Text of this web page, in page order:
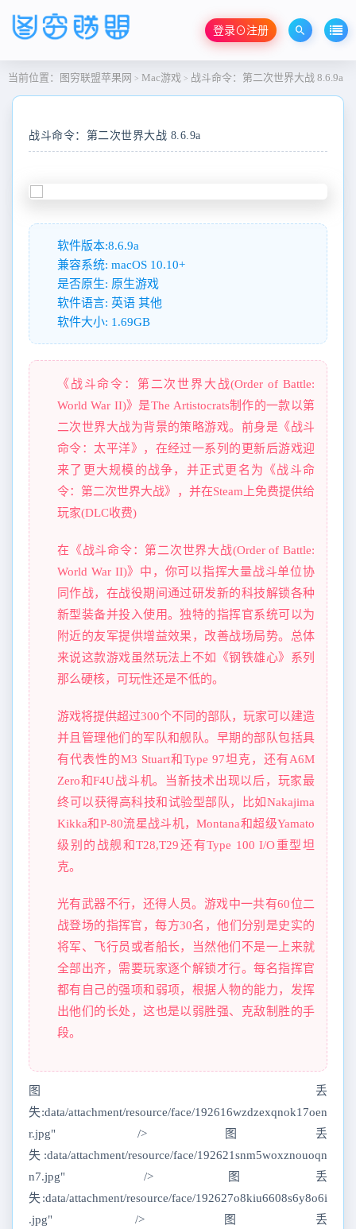
登录⊙注册
当前位置： 图穷联盟苹果网 > Mac游戏 > 战斗命令：第二次世界大战 8.6.9a
战斗命令：第二次世界大战 8.6.9a
软件版本:8.6.9a
兼容系统: macOS 10.10+
是否原生: 原生游戏
软件语言: 英语 其他
软件大小: 1.69GB
《战斗命令：第二次世界大战(Order of Battle:
World War II)》是The Artistocrats制作的一款以第
二次世界大战为背景的策略游戏。前身是《战斗
命令：太平洋》，在经过一系列的更新后游戏迎
来了更大规模的战争，并正式更名为《战斗命
令：第二次世界大战》，并在Steam上免费提供给
玩家(DLC收费)
在《战斗命令：第二次世界大战(Order of Battle:
World War II)》中，你可以指挥大量战斗单位协
同作战，在战役期间通过研发新的科技解锁各种
新型装备并投入使用。独特的指挥官系统可以为
附近的友军提供增益效果，改善战场局势。总体
来说这款游戏虽然玩法上不如《钢铁雄心》系列
那么硬核，可玩性还是不低的。
游戏将提供超过300个不同的部队，玩家可以建造
并且管理他们的军队和舰队。早期的部队包括具
有代表性的M3 Stuart和Type 97坦克，还有A6M
Zero和F4U战斗机。当新技术出现以后，玩家最
终可以获得高科技和试验型部队，比如Nakajima
Kikka和P-80流星战斗机，Montana和超级Yamato
级别的战舰和T28,T29还有Type 100 I/O重型坦
克。
光有武器不行，还得人员。游戏中一共有60位二
战登场的指挥官，每方30名，他们分别是史实的
将军、飞行员或者船长，当然他们不是一上来就
全部出齐，需要玩家逐个解锁才行。每名指挥官
都有自己的强项和弱项，根据人物的能力，发挥
出他们的长处，这也是以弱胜强、克敌制胜的手
段。
图丢
失:data/attachment/resource/face/192616wzdzexqnok17oen
r.jpg" />图丢
失:data/attachment/resource/face/192621snm5woxznouoqn
n7.jpg" />图丢
失:data/attachment/resource/face/192627o8kiu6608s6y8o6i
.jpg" />图丢